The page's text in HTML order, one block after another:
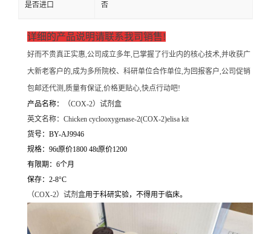
是否进口 否
详细的产品说明请联系我司销售!
好而不贵真正实惠,公司成立多年,已掌握了行业内的核心技术,并收获广
大新老客户的,成为多所院校、科研单位合作单位,为回报客户,公司促销
包邮还代测,质量有保证,价格更贴心,快点行动吧!
产品名称：
（COX-2）试剂盒
英文名称： Chicken cyclooxygenase-2(COX-2)elisa kit
货号：BY-AJ9946
规格：96t原价1800 48t原价1200
有限期：6个月
保存：2-8°C
（COX-2）试剂盒用于科研实验，不得用于临床。